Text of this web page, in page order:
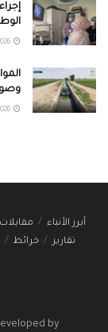
أبرز الأنباء مقابلات
تقارير
خرائط
by